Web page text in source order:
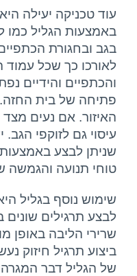
עוד טכניקה יעילה
באמצעות הגליל
בגב ובחגורת
לאורכו כך שכל
והכתפיים והידיים
פתיחה של בית
האיזור. אם נעים מצד
עיסוי גם לזוקפי הגב.
שניתן לבצע
טוחי תנועה והגמשה
שימוש נוסף בגליל
לבצע תרגילים
שרירי הליבה באופן
ביצוע תרגיל חיזוק
של הגליל דבר